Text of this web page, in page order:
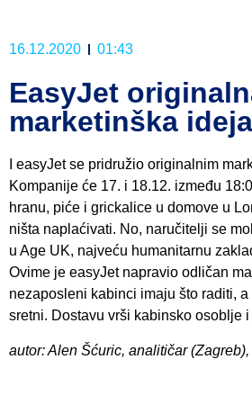
16.12.2020 01:43
EasyJet
marketinška ideja
I easyJet se pridružio originalnim
Kompanije će 17. i 18.12. između
hranu, piće i grickalice u domove u
ništa naplaćivati. No, naručitelji se
u Age UK, najveću humanitarnu
Ovime je easyJet napravio odličan
nezaposleni kabinci imaju što raditi,
sretni. Dostavu vrši kabinsko osoblje
autor: Alen Šćuric, analitičar